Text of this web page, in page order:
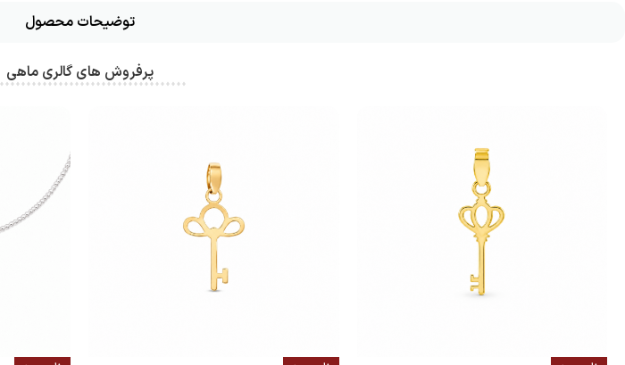
توضیحات محصول
پرفروش های گالری ماهی